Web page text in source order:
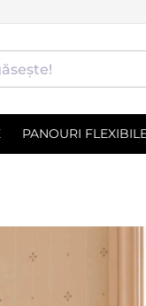
PANOURI